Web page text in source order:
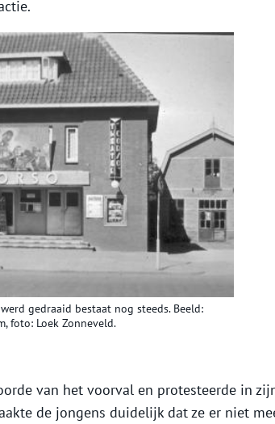
gedraaid bestaat nog steeds. Beeld:
foto: Loek Zonneveld.
van het voorval en protesteerde in
de jongens duidelijk dat ze er niet